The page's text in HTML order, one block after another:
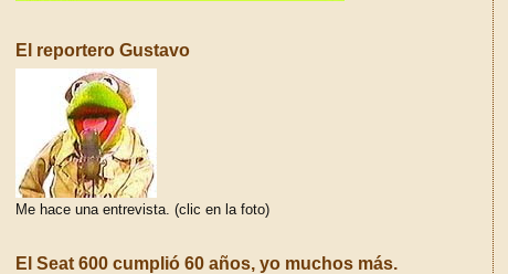
El reportero Gustavo
Me hace una entrevista. (clic en la foto)
El Seat 600 cumplió 60 años, yo muchos más.